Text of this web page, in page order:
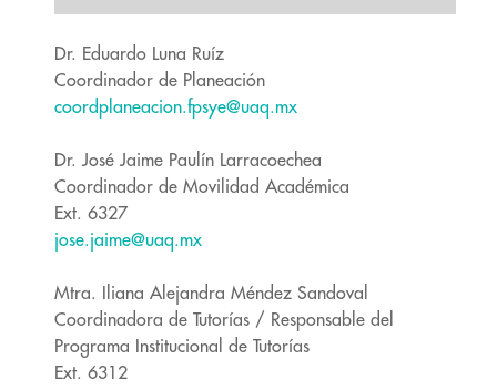
Dr. Eduardo Luna Ruíz
Coordinador de Planeación
coordplaneacion.fpsye@uaq.mx
Dr. José Jaime Paulín Larracoechea
Coordinador de Movilidad Académica
Ext. 6327
jose.jaime@uaq.mx
Mtra. Iliana Alejandra Méndez Sandoval
Coordinadora de Tutorías / Responsable del
Programa Institucional de Tutorías
Ext. 6312